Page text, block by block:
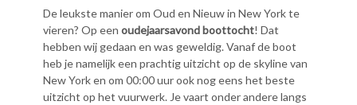
De leukste manier om Oud en Nieuw in New York te
vieren? Op een oudejaarsavond boottocht! Dat
hebben wij gedaan en was geweldig. Vanaf de boot
heb je namelijk een prachtig uitzicht op de skyline van
New York en om 00:00 uur ook nog eens het beste
uitzicht op het vuurwerk. Je vaart onder andere langs